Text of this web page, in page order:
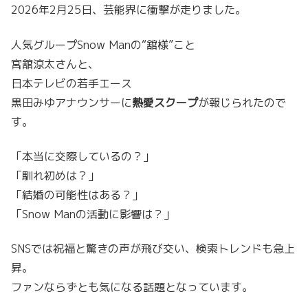
2026年2月25日、芸能界に衝撃が走りました。
人気グループSnow Manの“舘様”こと
宮舘涼太さんと、
日本テレビの若手エース
黒田みゆアナウンサーに熱愛スクープが報じられたので
す。
「本当に交際しているの？」
「馴れ初めは？」
「結婚の可能性はある？」
「Snow Manの活動に影響は？」
SNSでは祝福と驚きの声が飛び交い、検索トレンドも急上
昇。
ファンならずとも気になる話題となっています。